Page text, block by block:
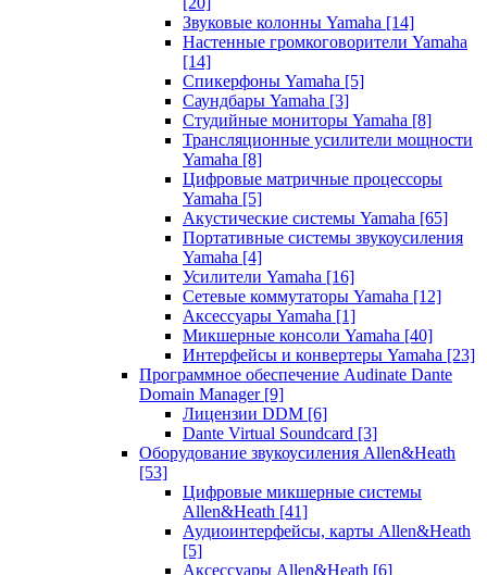
Звуковые колонны Yamaha [14]
Настенные громкоговорители Yamaha
[14]
Спикерфоны Yamaha [5]
Саундбары Yamaha [3]
Студийные мониторы Yamaha [8]
Трансляционные усилители мощности
Yamaha [8]
Цифровые матричные процессоры
Yamaha [5]
Акустические системы Yamaha [65]
Портативные системы звукоусиления
Yamaha [4]
Усилители Yamaha [16]
Сетевые коммутаторы Yamaha [12]
Аксессуары Yamaha [1]
Микшерные консоли Yamaha [40]
Интерфейсы и конвертеры Yamaha [23]
Программное обеспечение Audinate Dante
Domain Manager [9]
Лицензии DDM [6]
Dante Virtual Soundcard [3]
Оборудование звукоусиления Allen&Heath
[53]
Цифровые микшерные системы
Allen&Heath [41]
Аудиоинтерфейсы, карты Allen&Heath
[5]
Аксессуары Allen&Heath [6]